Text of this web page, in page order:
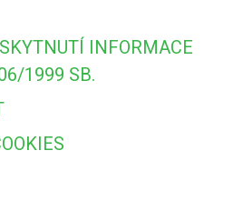
INFORMACE
1999 SB.